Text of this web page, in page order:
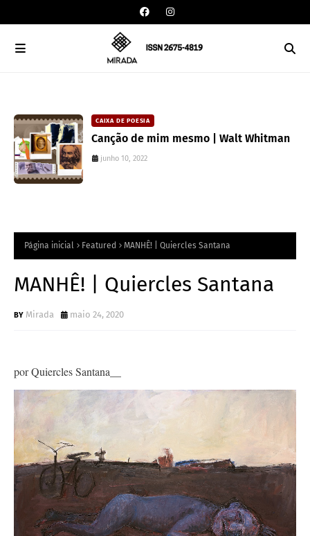
CAIXA DE POESIA
Canção de mim mesmo | Walt Whitman
junho 10, 2022
Página inicial Featured MANHÊ! | Quiercles Santana
MANHÊ! | Quiercles Santana
Mirada maio 24, 2020
por Quiercles Santana__